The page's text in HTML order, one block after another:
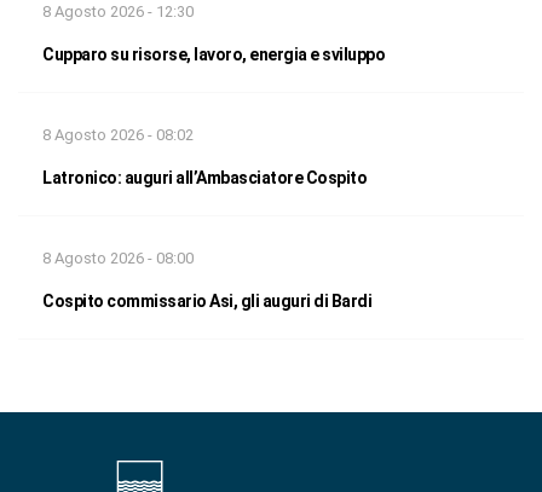
8 Agosto 2026 - 12:30
Cupparo su risorse, lavoro, energia e sviluppo
8 Agosto 2026 - 08:02
Latronico: auguri all’Ambasciatore Cospito
8 Agosto 2026 - 08:00
Cospito commissario Asi, gli auguri di Bardi